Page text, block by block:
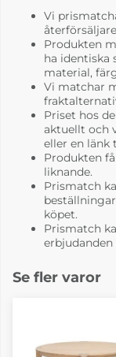
Vi
Produkten
ha identiska
material,
Vi matchar
Priset hos
aktuellt och
eller en länk
Produkten
liknande.
Prismatch
köpet.
Prismatch
erbjudanden
Se fler varor